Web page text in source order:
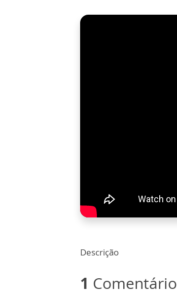
Descrição
1 Comentário